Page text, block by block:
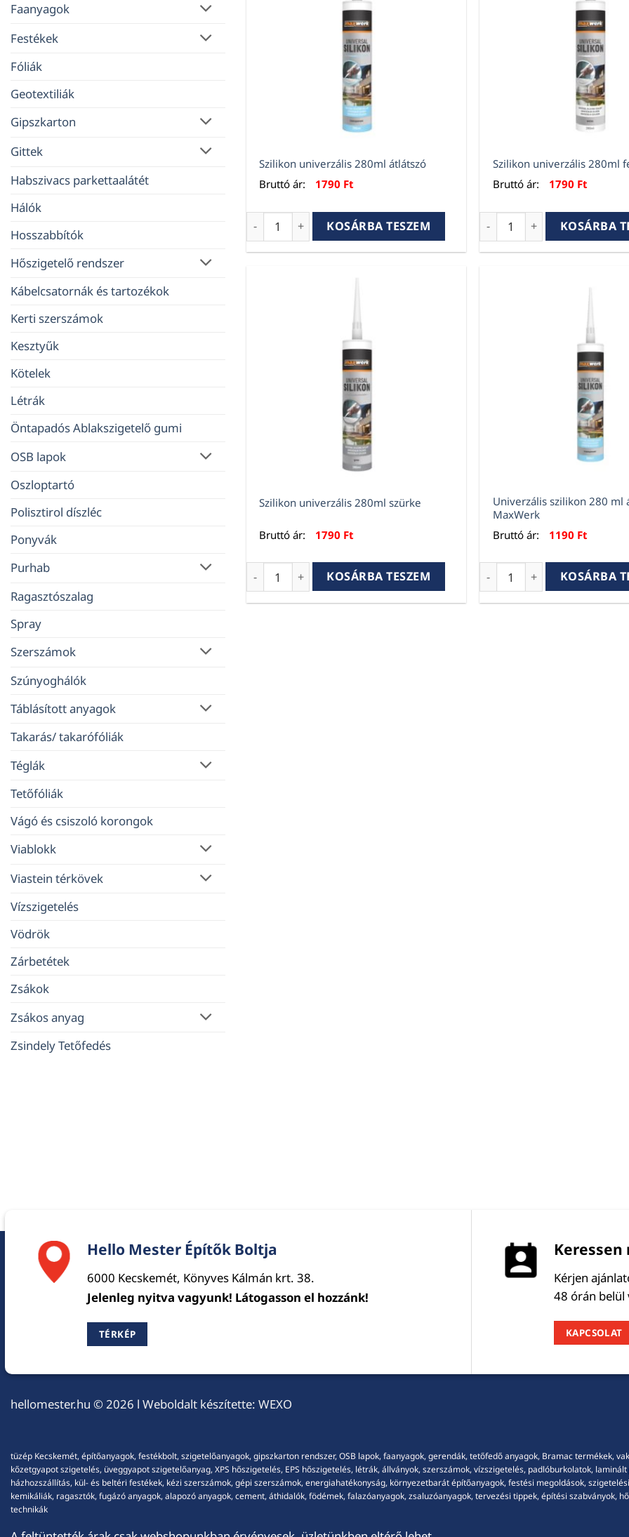
Faanyagok
Festékek
Fóliák
Geotextiliák
Gipszkarton
Gittek
Habszivacs parkettaalátét
Hálók
Hosszabbítók
Hőszigetelő rendszer
Kábelcsatornák és tartozékok
Kerti szerszámok
Kesztyűk
Kötelek
Létrák
Öntapadós Ablakszigetelő gumi
OSB lapok
Oszloptartó
Polisztirol díszléc
Ponyvák
Purhab
Ragasztószalag
Spray
Szerszámok
Szúnyoghálók
Táblásított anyagok
Takarás/ takarófóliák
Téglák
Tetőfóliák
Vágó és csiszoló korongok
Viablokk
Viastein térkövek
Vízszigetelés
Vödrök
Zárbetétek
Zsákok
Zsákos anyag
Zsindely Tetőfedés
Szilikon univerzális 280ml átlátszó
Bruttó ár:
1790 Ft
Szilikon univerzális 280ml átlátszó mennyiség
KOSÁRBA TESZEM
Szilikon univerzális 280ml
Bruttó ár:
1790 Ft
Szilikon univerzális 280ml
KOSÁRBA
Szilikon univerzális 280ml szürke
Bruttó ár: 1790 Ft
Szilikon univerzális 280ml szürke mennyiség
KOSÁRBA TESZEM
Univerzális szilikon 280 ml
MaxWerk
Bruttó ár:
1190 Ft
Univerzális szilikon 280 ml
KOSÁRBA
Hello Mester Építők Boltja
6000 Kecskemét, Könyves Kálmán krt. 38.
Jelenleg nyitva vagyunk! Látogasson el hozzánk!
TÉRKÉP
Kérjen
48 órán belül
KAPCSOLAT
hellomester.hu © 2026 l Weboldalt készítette: WEXO
tüzép Kecskemét, építőanyagok, festékbolt, szigetelőanyagok, gipszkarton rendszer, OSB lapok, faanyagok, gerendák, tetőfedő anyagok, Bramac termékek,
kőzetgyapot szigetelés, üveggyapot szigetelőanyag, XPS hőszigetelés, EPS hőszigetelés, létrák, állványok, szerszámok, vízszigetelés, padlóburkolatok,
házhozszállítás, kül- és beltéri festékek, kézi szerszámok, gépi szerszámok, energiahatékonyság, környezetbarát építőanyagok, festési megoldások,
kemikáliák, ragasztók, fugázó anyagok, alapozó anyagok, cement, áthidalók, födémek, falazóanyagok, zsaluzóanyagok, tervezési tippek, építési szabványok,
technikák